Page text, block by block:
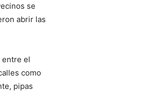
se
abrir las
entre el
como
pipas